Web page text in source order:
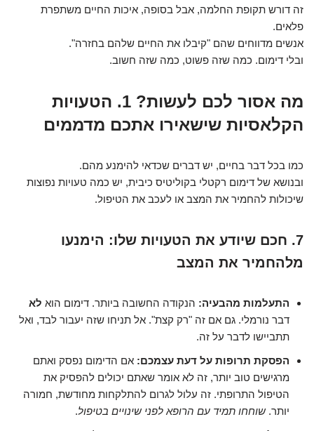
זה דורש תקופת החלמה, אבל בסופה, איכות החיים משתפרת
פלאים.
אנשים מדווחים שהם "קיבלו את החיים שלהם בחזרה".
ובלי דימום. כמה שזה פשוט, כמה שזה חשוב.
מה אסור לכם לעשות? 1. הטעויות
הקלאסיות שישאירו אתכם מדממים
כמו בכל דבר בחיים, יש דברים שכדאי להימנע מהם.
ובנושא של דימום רקטלי בקוליטיס כיבית, יש כמה טעויות נפוצות
שיכולות להחמיר את המצב או לעכב את הטיפול.
7. חכם שיודע את הטעויות שלו: הימנעו
מלהחמיר את המצב
התעלמות מהבעיה: הנקודה החשובה ביותר. דימום הוא לא
דבר נורמלי. גם אם זה "רק קצת". אל תניחו שזה יעבור לבד, ואל
תתביישו לדבר על זה.
הפסקת תרופות על דעת עצמכם: אם הדימום נפסק ואתם
מרגישים טוב יותר, זה לא אומר שאתם יכולים להפסיק את
הטיפול התרופתי. זה עלול לגרום להתלקחות מחודשת, חמורה
יותר.שוחחו תמיד עם הרופא לפני שינויים בטיפול.